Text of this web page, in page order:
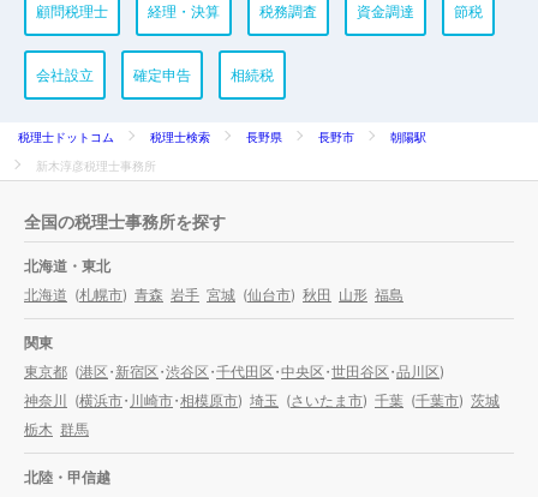
顧問税理士 経理・決算 税務調査 資金調達 節税
会社設立 確定申告 相続税
税理士ドットコム 税理士検索 長野県 長野市
朝陽駅
新木淳彦税理士事務所
全国の税理士事務所を探す
北海道・東北
北海道 (札幌市) 青森 岩手 宮城 (仙台市) 秋田 山形 福島
関東
東京都 (港区・新宿区・渋谷区・千代田区・中央区・世田谷区・品川区)
神奈川 (横浜市・川崎市・相模原市) 埼玉 (さいたま市) 千葉 (千葉市) 茨城
栃木 群馬
北陸・甲信越